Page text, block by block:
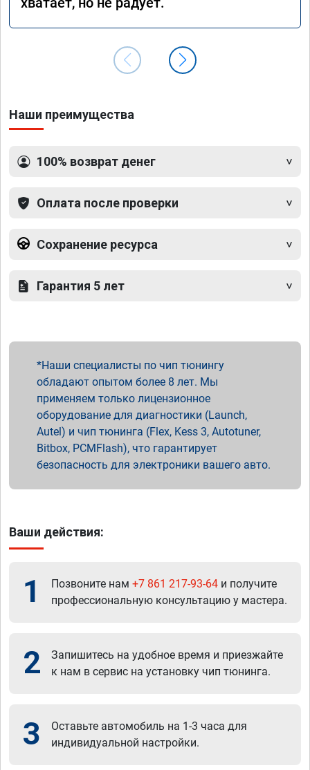
Наши преимущества
100% возврат денег
Оплата после проверки
Сохранение ресурса
Гарантия 5 лет
Наши специалисты по чип тюнингу
обладают опытом более 8 лет. Мы
применяем только лицензионное
оборудование для диагностики (Launch,
Autel) и чип тюнинга (Flex, Kess 3, Autotuner,
Bitbox, PCMFlash), что гарантирует
безопасность для электроники вашего авто.
Ваши действия:
1 Позвоните нам +7 861 217-93-64 и получите
профессиональную консультацию у мастера.
2
Запишитесь на удобное время и приезжайте
к нам в сервис на установку чип тюнинга.
3
Оставьте автомобиль на 1-3 часа для
индивидуальной настройки.